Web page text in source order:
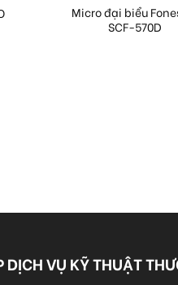
Micro đại biểu
SCF-570D
DỊCH VỤ KỸ THUẬT